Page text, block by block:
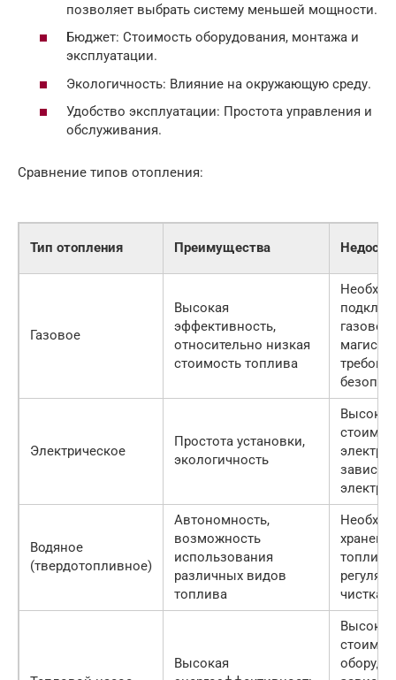
позволяет выбрать систему меньшей мощности.
Бюджет: Стоимость оборудования, монтажа и
эксплуатации.
Экологичность: Влияние на окружающую среду.
Удобство эксплуатации: Простота управления и
обслуживания.
Сравнение типов отопления:
Тип отопления Преимущества
Газовое
Высокая
эффективность,
относительно низкая
стоимость топлива
газовой
Электрическое
Простота установки,
экологичность
Высокая
Водяное
(твердотопливное)
Автономность,
возможность
использования
различных видов
топлива
топлива,
чистка
Высокая
Высокая